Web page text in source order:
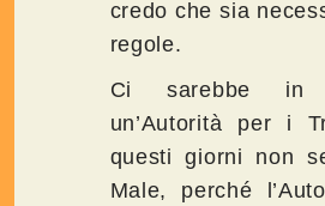
credo che sia
regole.
Ci sarebbe in
un’Autorità per i
questi giorni non
Male, perché